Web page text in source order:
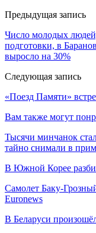
Предыдущая запись
Число молодых
подготовки, в
выросло на 30%
Следующая запись
«Поезд Памяти»
Вам также могут
Тысячи минчанок
тайно снимали в
В Южной Корее
Самолет Баку-
Euronews
В Беларуси